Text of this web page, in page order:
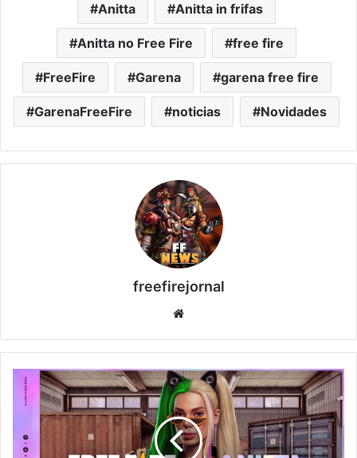
Anitta Anitta in frifas
Anitta no Free Fire free fire
FreeFire Garena garena free fire
GarenaFreeFire noticias Novidades
freefirejornal
ANITTA
NO
FREE
PODER